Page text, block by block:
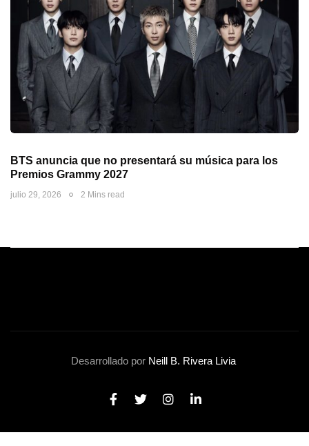
BTS anuncia que no presentará su música para los
Premios Grammy 2027
julio 29, 2026 2 Mins read
Desarrollado por Neill B. Rivera Livia